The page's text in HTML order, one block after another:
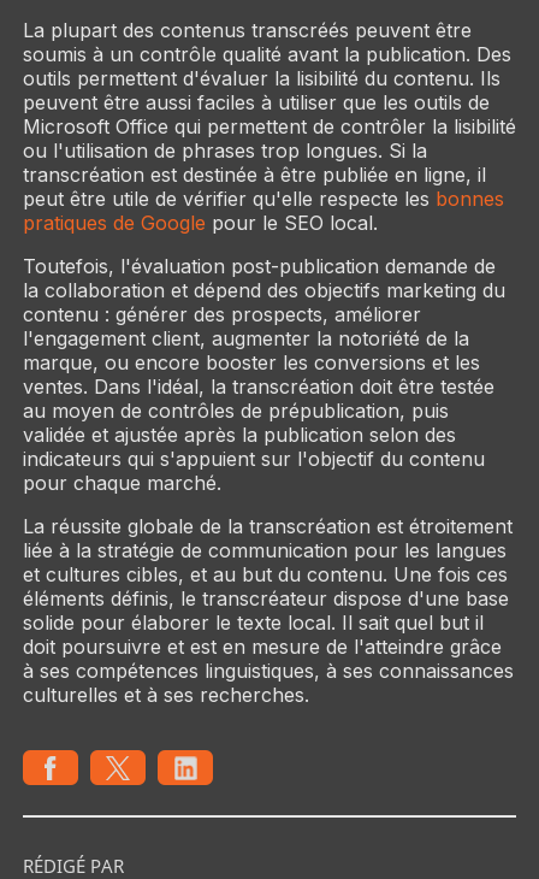
La plupart des contenus transcréés peuvent être
soumis à un contrôle qualité avant la publication. Des
outils permettent d'évaluer la lisibilité du contenu. Ils
peuvent être aussi faciles à utiliser que les outils de
Microsoft Office qui permettent de contrôler la lisibilité
ou l'utilisation de phrases trop longues. Si la
transcréation est destinée à être publiée en ligne, il
peut être utile de vérifier qu'elle respecte les bonnes
pratiques de Google pour le SEO local.
Toutefois, l'évaluation post-publication demande de
la collaboration et dépend des objectifs marketing du
contenu : générer des prospects, améliorer
l'engagement client, augmenter la notoriété de la
marque, ou encore booster les conversions et les
ventes. Dans l'idéal, la transcréation doit être testée
au moyen de contrôles de prépublication, puis
validée et ajustée après la publication selon des
indicateurs qui s'appuient sur l'objectif du contenu
pour chaque marché.
La réussite globale de la transcréation est étroitement
liée à la stratégie de communication pour les langues
et cultures cibles, et au but du contenu. Une fois ces
éléments définis, le transcréateur dispose d'une base
solide pour élaborer le texte local. Il sait quel but il
doit poursuivre et est en mesure de l'atteindre grâce
à ses compétences linguistiques, à ses connaissances
culturelles et à ses recherches.
RÉDIGÉ PAR